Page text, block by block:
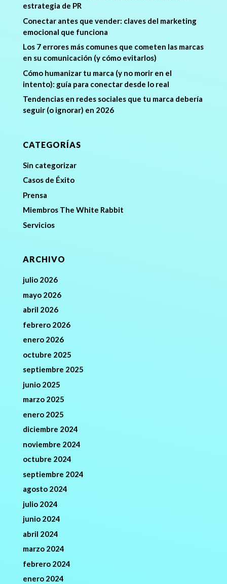
estrategia de PR
Conectar antes que vender: claves del marketing
emocional que funciona
Los 7 errores más comunes que cometen las marcas
en su comunicación (y cómo evitarlos)
Cómo humanizar tu marca (y no morir en el
intento): guía para conectar desde lo real
Tendencias en redes sociales que tu marca debería
seguir (o ignorar) en 2026
CATEGORÍAS
Sin categorizar
Casos de Éxito
Prensa
Miembros The White Rabbit
Servicios
ARCHIVO
julio 2026
mayo 2026
abril 2026
febrero 2026
enero 2026
octubre 2025
septiembre 2025
junio 2025
marzo 2025
enero 2025
diciembre 2024
noviembre 2024
octubre 2024
septiembre 2024
agosto 2024
julio 2024
junio 2024
abril 2024
marzo 2024
febrero 2024
enero 2024